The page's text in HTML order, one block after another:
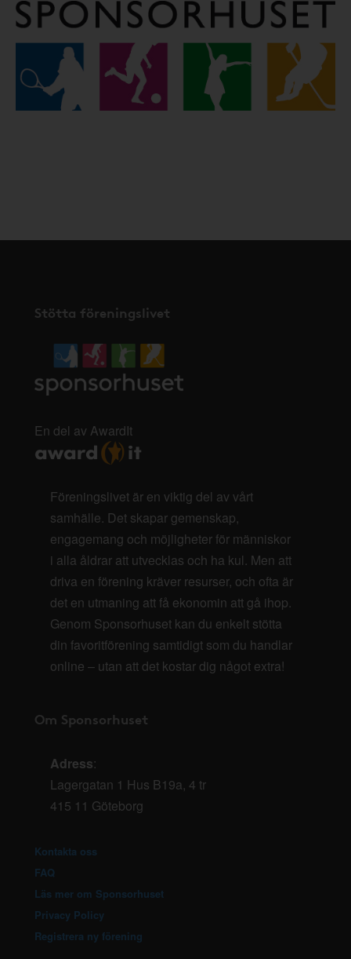
Stötta föreningslivet
En del av AwardIt
Föreningslivet är en viktig del av vårt
samhälle. Det skapar gemenskap,
engagemang och möjligheter för människor
i alla åldrar att utvecklas och ha kul. Men att
driva en förening kräver resurser, och ofta är
det en utmaning att få ekonomin att gå ihop.
Genom Sponsorhuset kan du enkelt stötta
din favoritförening samtidigt som du handlar
online – utan att det kostar dig något extra!
Om Sponsorhuset
Adress:
Lagergatan 1 Hus B19a, 4 tr
415 11 Göteborg
Kontakta oss
FAQ
Läs mer om Sponsorhuset
Privacy Policy
Registrera ny förening